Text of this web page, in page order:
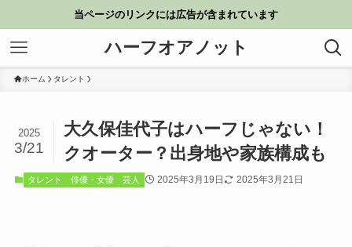
当ページのリンクには広告が含まれています
ハーフオアノット
ホーム タレント
大久保佳代子はハーフじゃない！
クオーター？出身地や家族構成も
2025
3/21
タレント 俳優・女優 芸人 2025年3月19日 2025年3月21日